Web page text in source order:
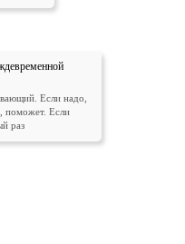
Если надо,
поможет. Если
раз